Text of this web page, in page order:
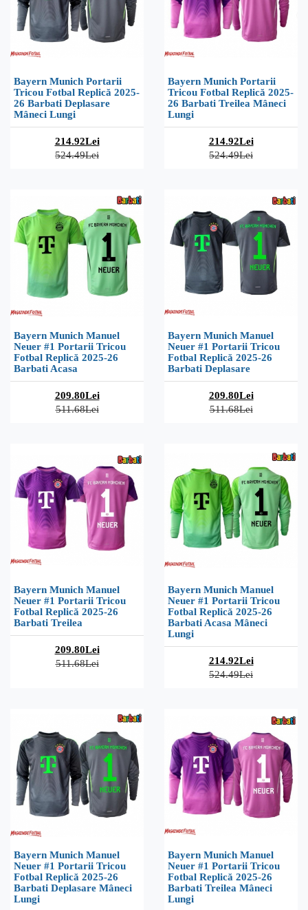
Bayern Munich Portarii
Tricou Fotbal Replică 2025-
26 Barbati Deplasare
Mâneci Lungi
214.92Lei
524.49Lei
Bayern Munich Portarii
Tricou Fotbal Replică 2025-
26 Barbati Treilea Mâneci
Lungi
214.92Lei
524.49Lei
Bayern Munich Manuel
Neuer #1 Portarii Tricou
Fotbal Replică 2025-26
Barbati Acasa
209.80Lei
511.68Lei
Bayern Munich Manuel
Neuer #1 Portarii Tricou
Fotbal Replică 2025-26
Barbati Deplasare
209.80Lei
511.68Lei
Bayern Munich Manuel
Neuer #1 Portarii Tricou
Fotbal Replică 2025-26
Barbati Treilea
209.80Lei
511.68Lei
Bayern Munich Manuel
Neuer #1 Portarii Tricou
Fotbal Replică 2025-26
Barbati Acasa Mâneci
Lungi
214.92Lei
524.49Lei
Bayern Munich Manuel
Neuer #1 Portarii Tricou
Fotbal Replică 2025-26
Barbati Deplasare Mâneci
Lungi
Bayern Munich Manuel
Neuer #1 Portarii Tricou
Fotbal Replică 2025-26
Barbati Treilea Mâneci
Lungi